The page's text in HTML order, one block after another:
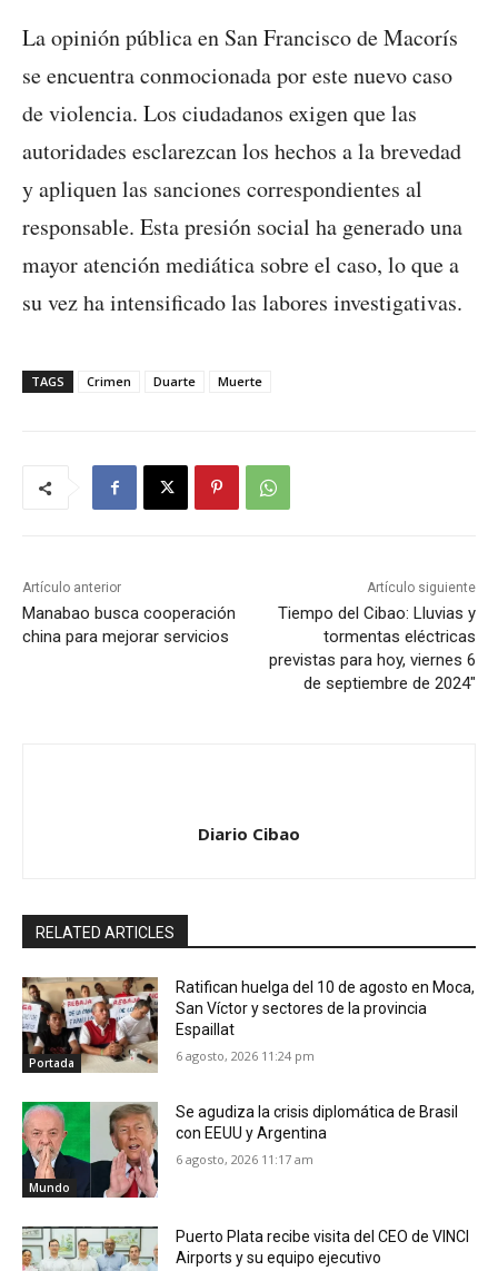
La opinión pública en San Francisco de Macorís
se encuentra conmocionada por este nuevo caso
de violencia. Los ciudadanos exigen que las
autoridades esclarezcan los hechos a la brevedad
y apliquen las sanciones correspondientes al
responsable. Esta presión social ha generado una
mayor atención mediática sobre el caso, lo que a
su vez ha intensificado las labores investigativas.
TAGS Crimen Duarte Muerte
Artículo anterior
Manabao busca cooperación
china para mejorar servicios
Artículo siguiente
Tiempo del Cibao: Lluvias y
tormentas eléctricas
previstas para hoy, viernes 6
de septiembre de 2024″
Diario Cibao
RELATED ARTICLES
Portada
Ratifican huelga del 10 de agosto en Moca,
San Víctor y sectores de la provincia
Espaillat
6 agosto, 2026 11:24 pm
Mundo
Se agudiza la crisis diplomática de Brasil
con EEUU y Argentina
6 agosto, 2026 11:17 am
Puerto Plata recibe visita del CEO de VINCI
Airports y su equipo ejecutivo